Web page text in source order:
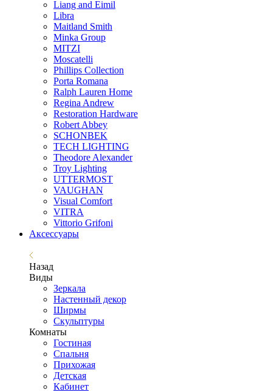
Liang and Eimil
Libra
Maitland Smith
Minka Group
MITZI
Moscatelli
Phillips Collection
Porta Romana
Ralph Lauren Home
Regina Andrew
Restoration Hardware
Robert Abbey
SCHONBEK
TECH LIGHTING
Theodore Alexander
Troy Lighting
UTTERMOST
VAUGHAN
Visual Comfort
VITRA
Vittorio Grifoni
Аксессуары
Назад
Виды
Зеркала
Настенный декор
Ширмы
Скульптуры
Комнаты
Гостиная
Спальня
Прихожая
Детская
Кабинет